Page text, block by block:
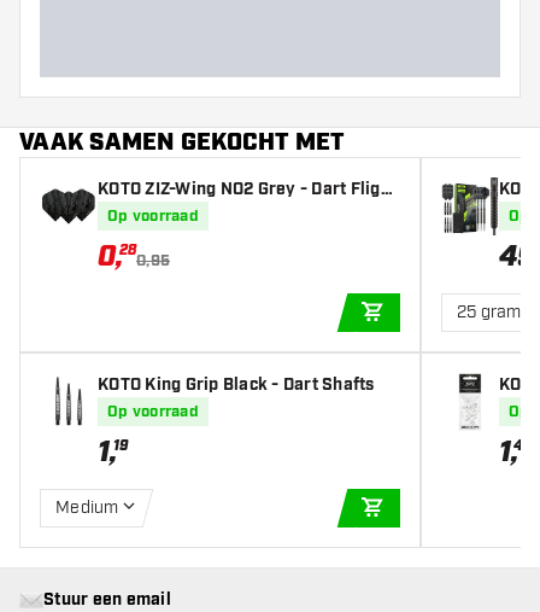
VAAK SAMEN GEKOCHT MET
KOTO ZIZ-Wing NO2 Grey - Dart Flight
Op voorraad
0,28
0,95
IN WINKELWAGEN
KOTO King Grip Black - Dart Shafts
Op voorraad
1,19
Medium
Op
49
25 gram
Op
1,45
Stuur een email